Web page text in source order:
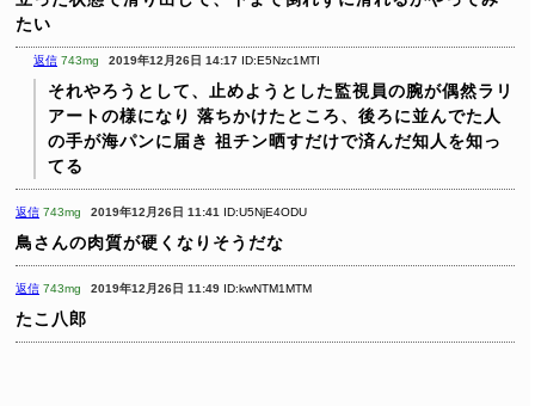
たい
返信 743mg 2019年12月26日 14:17 ID:E5Nzc1MTI
それやろうとして、止めようとした監視員の腕が偶然ラリ
アートの様になり 落ちかけたところ、後ろに並んでた人
の手が海パンに届き 祖チン晒すだけで済んだ知人を知っ
てる
返信 743mg 2019年12月26日 11:41 ID:U5NjE4ODU
鳥さんの肉質が硬くなりそうだな
返信 743mg 2019年12月26日 11:49 ID:kwNTM1MTM
たこ八郎